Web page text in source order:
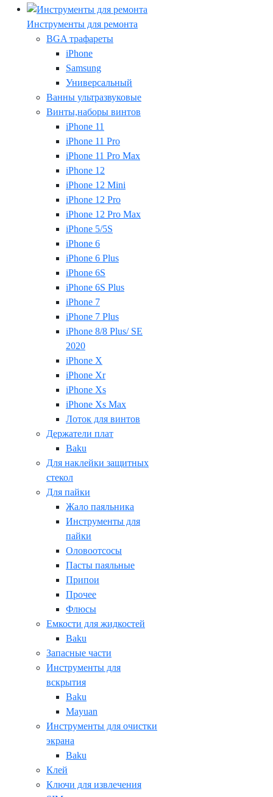
Инструменты для ремонта
BGA трафареты
iPhone
Samsung
Универсальный
Ванны ультразвуковые
Винты,наборы винтов
iPhone 11
iPhone 11 Pro
iPhone 11 Pro Max
iPhone 12
iPhone 12 Mini
iPhone 12 Pro
iPhone 12 Pro Max
iPhone 5/5S
iPhone 6
iPhone 6 Plus
iPhone 6S
iPhone 6S Plus
iPhone 7
iPhone 7 Plus
iPhone 8/8 Plus/ SE
2020
iPhone X
iPhone Xr
iPhone Xs
iPhone Xs Max
Лоток для винтов
Держатели плат
Baku
Для наклейки защитных
стекол
Для пайки
Жало паяльника
Инструменты для
пайки
Оловоотсосы
Пасты паяльные
Припои
Прочее
Флюсы
Емкости для жидкостей
Baku
Запасные части
Инструменты для
вскрытия
Baku
Mayuan
Инструменты для очистки
экрана
Baku
Клей
Ключи для извлечения